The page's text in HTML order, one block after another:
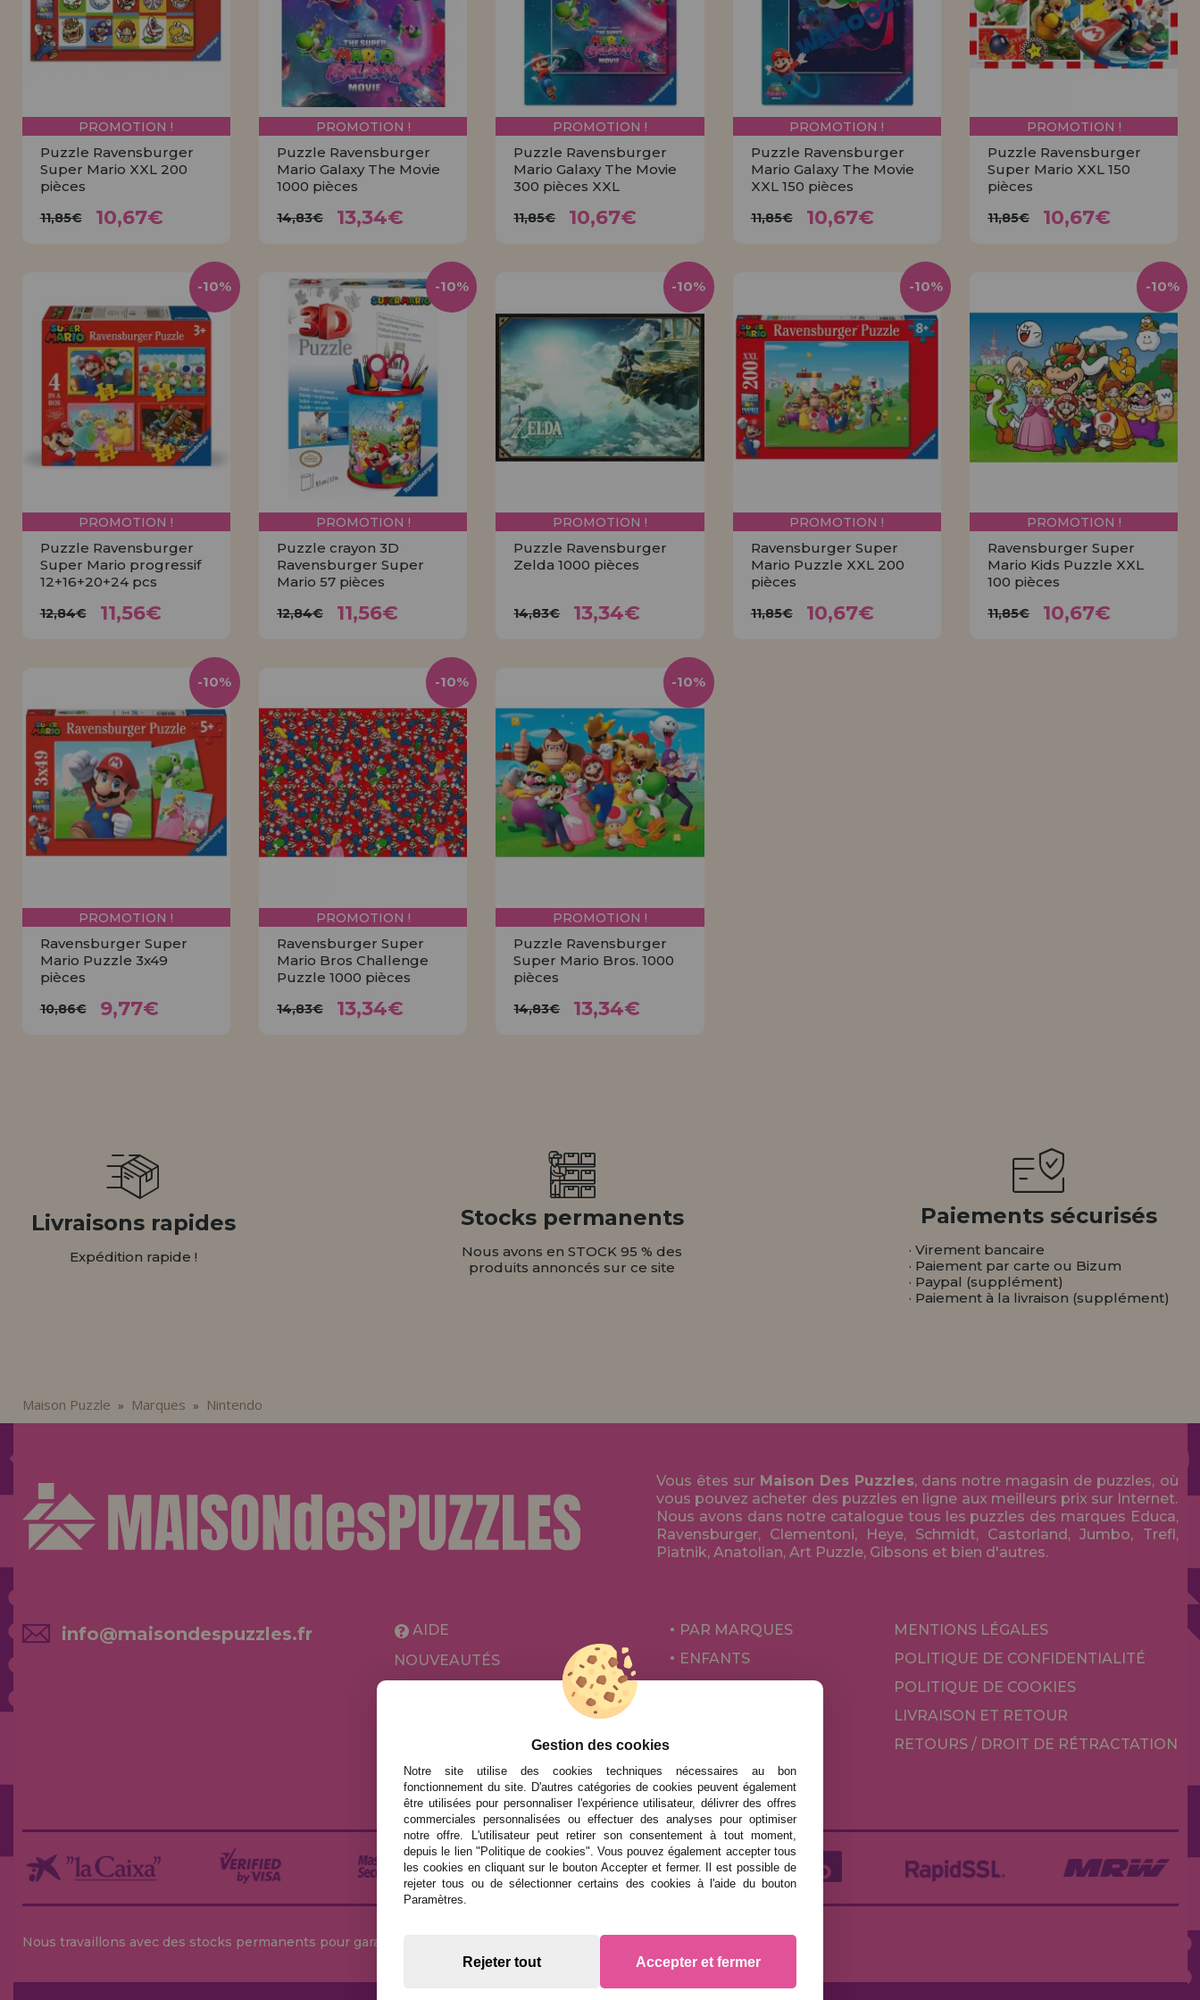
INFORMATION
Allez-y! Nous vous attendions.
NOUVEAU CLIENT
Allez-y! Nous vous attendions.
ENREGISTREMENT
DISTRIBUTEUR
PROMOTION !
Puzzle Ravensburger
Super Mario XXL 200
pièces
11,85€ 10,67€
PROMOTION !
Puzzle Ravensburger
Mario Galaxy The Movie
1000 pièces
14,83€ 13,34€
PROMOTION !
Puzzle Ravensburger
Mario Galaxy The Movie
300 pièces XXL
11,85€ 10,67€
PROMOTION !
Puzzle Ravensburger
Mario Galaxy The Movie
XXL 150 pièces
11,85€ 10,67€
PROMOTION !
Puzzle Ravensburger
Super Mario XXL 150
pièces
11,85€ 10,67€
PROMOTION !
Puzzle Ravensburger
Super Mario progressif
12+16+20+24 pcs
12,84€ 11,56€
-10%
PROMOTION !
Puzzle crayon 3D
Ravensburger Super
Mario 57 pièces
12,84€ 11,56€
-10%
PROMOTION !
Puzzle Ravensburger
Zelda 1000 pièces
14,83€ 13,34€
-10%
PROMOTION !
Ravensburger Super
Mario Puzzle XXL 200
pièces
11,85€ 10,67€
-10%
PROMOTION !
Ravensburger Super
Mario Kids Puzzle XXL
100 pièces
11,85€ 10,67€
-10%
PROMOTION !
Ravensburger Super
Mario Puzzle 3x49
pièces
10,86€ 9,77€
-10%
PROMOTION !
Ravensburger Super
Mario Bros Challenge
Puzzle 1000 pièces
14,83€ 13,34€
-10%
PROMOTION !
Puzzle Ravensburger
Super Mario Bros. 1000
pièces
14,83€ 13,34€
-10%
Livraisons rapides
Expédition rapide !
Stocks permanents
Nous avons en STOCK 95 % des
produits annoncés sur ce site
Paiements sécurisés
· Virement bancaire
· Paiement par carte ou Bizum
· Paypal (supplément)
· Paiement à la livraison (supplément)
Maison Puzzle » Marques » Nintendo
Vous êtes sur Maison Des Puzzles, dans notre magasin de puzzles, où
vous pouvez acheter des puzzles en ligne aux meilleurs prix sur Internet.
Nous avons dans notre catalogue tous les puzzles des marques Educa,
Ravensburger, Clementoni, Heye, Schmidt, Castorland, Jumbo, Trefl,
Piatnik, Anatolian, Art Puzzle, Gibsons et bien d'autres.
info@maisondespuzzles.fr
AIDE
NOUVEAUTÉS
PROMOTIONS ET OFFRES
PAR MARQUES
ENFANTS
JEUX DE SOCIÉTÉ
MENTIONS LÉGALES
POLITIQUE DE CONFIDENTIALITÉ
POLITIQUE DE COOKIES
LIVRAISON ET RETOUR
RETOURS / DROIT DE RÉTRACTATION
Nous travaillons avec des stocks permanents pour garantir des livraisons rapides
Gestion des cookies
Notre site utilise des cookies techniques nécessaires au bon
fonctionnement du site. D'autres catégories de cookies peuvent également
être utilisées pour personnaliser l'expérience utilisateur, délivrer des offres
commerciales personnalisées ou effectuer des analyses pour optimiser
notre offre. L'utilisateur peut retirer son consentement à tout moment,
depuis le lien "Politique de cookies". Vous pouvez également accepter tous
les cookies en cliquant sur le bouton Accepter et fermer. Il est possible de
rejeter tous ou de sélectionner certains des cookies à l'aide du bouton
Paramètres.
Rejeter tout Accepter et fermer